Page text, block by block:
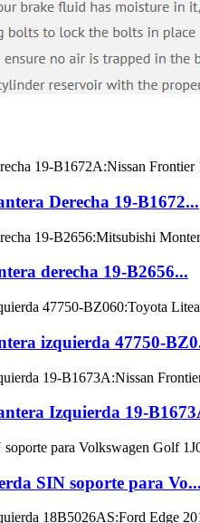
Derecha 19-B1672...
derecha 19-B2656...
izquierda 47750-
Izquierda 19-
SIN soporte para Vo...